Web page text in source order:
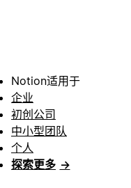
Notion适用于
企业
初创公司
中小型团队
个人
探索更多 →